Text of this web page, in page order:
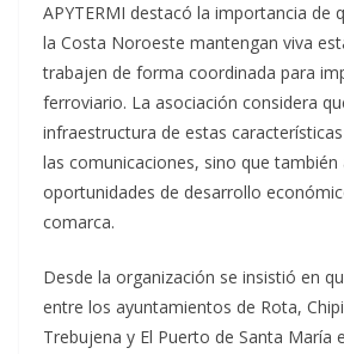
APYTERMI destacó la importancia de
la Costa Noroeste mantengan viva
trabajen de forma coordinada para
ferroviario. La asociación considera
infraestructura de estas
las comunicaciones, sino que también
oportunidades de desarrollo
comarca.
Desde la organización se insistió en
entre los ayuntamientos de Rota,
Trebujena y El Puerto de Santa María